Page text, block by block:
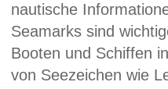
nautische
Seamarks sind
Booten und Schiffen
von Seezeichen wie